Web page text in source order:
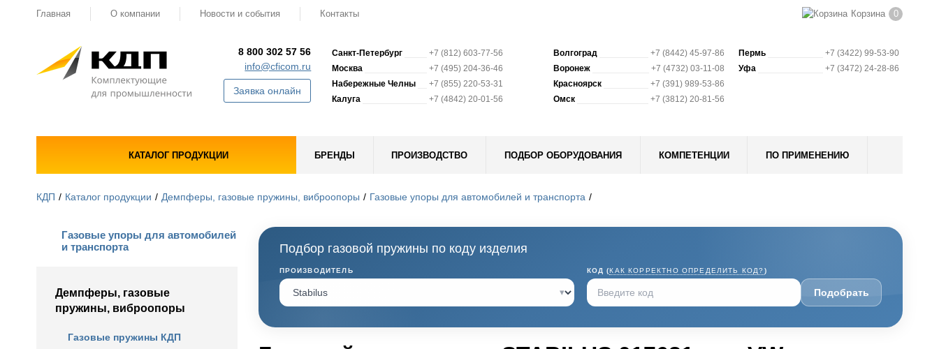
Главная О компании Новости и события Контакты Корзина 0
8 800 302 57 56
info@cficom.ru
Заявка онлайн
Санкт-Петербург
+7 (812) 603-77-56
Москва
+7 (495) 204-36-46
Набережные Челны
+7 (855) 220-53-31
Калуга
+7 (4842) 20-01-56
Волгоград
+7 (8442) 45-97-86
Воронеж
+7 (4732) 03-11-08
Красноярск
+7 (391) 989-53-86
Омск
+7 (3812) 20-81-56
Пермь
+7 (3422) 99-53-90
Уфа
+7 (3472) 24-28-86
КАТАЛОГ ПРОДУКЦИИ БРЕНДЫ ПРОИЗВОДСТВО ПОДБОР ОБОРУДОВАНИЯ КОМПЕТЕНЦИИ ПО ПРИМЕНЕНИЮ
КДП Каталог продукции Демпферы, газовые пружины, виброопоры Газовые упоры для автомобилей и транспорта
Газовые упоры для автомобилей
и транспорта
Демпферы, газовые
пружины, виброопоры
Газовые пружины КДП
Подбор газовой пружины по коду изделия
ПРОИЗВОДИТЕЛЬ
▾
КОД (КАК КОРРЕКТНО ОПРЕДЕЛИТЬ КОД? )
Подобрать